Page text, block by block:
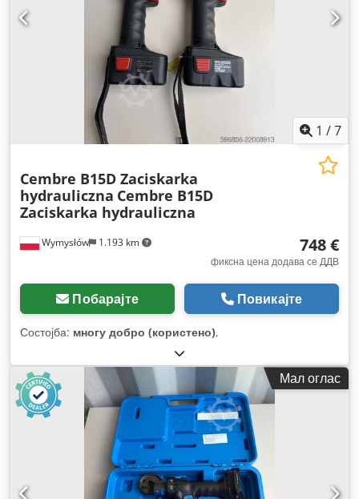
1 /7
Wymysłów 1.193 km
Cembre B15D Zaciskarka
hydrauliczna Cembre B15D
Zaciskarka hydrauliczna
748 €
фиксна цена додава се ДДВ
Побарајте Повикајте
Состојба: многу добро (користено),
Мал оглас